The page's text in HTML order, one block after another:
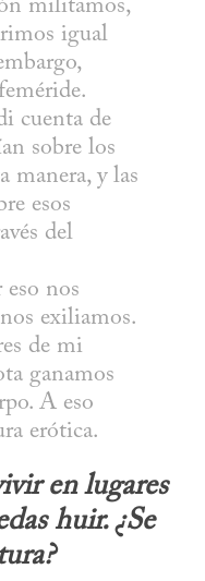
militamos,
igual
cuenta de
sobre los
manera, y las
esos
del
nos
exiliamos.
de mi
ganamos
A eso
erótica.
en lugares
huir. ¿Se